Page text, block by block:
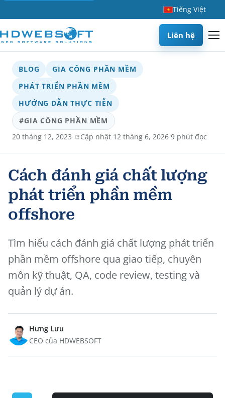
Tiếng Việt
Liên hệ
BLOG
GIA CÔNG PHẦN MỀM
PHÁT TRIỂN PHẦN MỀM
HƯỚNG DẪN THỰC TIỄN
#GIA CÔNG PHẦN MỀM
20 tháng 12, 2023· Cập nhật 12 tháng 6, 2026·9 phút đọc
Cách đánh giá chất lượng
phát triển phần mềm
offshore
Tìm hiểu cách đánh giá chất lượng phát triển
phần mềm offshore qua giao tiếp, chuyên
môn kỹ thuật, QA, code review, testing và
quản lý dự án.
Hưng Lưu
CEO của HDWEBSOFT